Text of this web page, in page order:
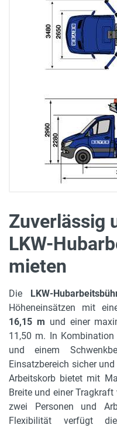
360°-
Zuverlässig
LKW-
mieten
Die LKW-
Höheneinsätzen mit
16,15 m und einer
11,50 m. In
und einem
Einsatzbereich sicher
Arbeitskorb bietet mit
Breite und einer
zwei Personen und
Flexibilität verfügt